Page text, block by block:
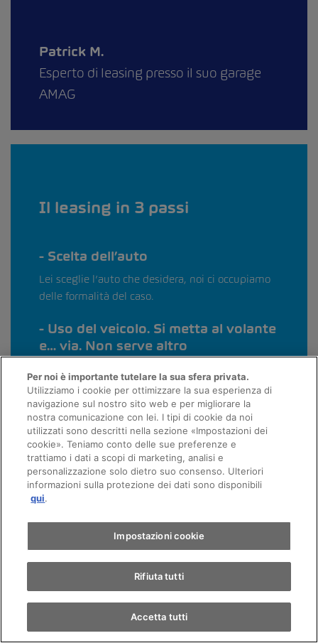
Patrick M.
Esperto di leasing presso il suo garage
AMAG
Il leasing in 3 passi
Scelta dell’auto
Lei sceglie l’auto che desidera, noi ci occupiamo
delle formalità del caso.
Uso del veicolo. Si metta al volante
e… via. Non serve altro
inclusive da un’unica fonte.
Restituzione del veicolo
Trascorsa la durata del leasing, non dovrà fare
altro che restituire l’auto. Tutto qui.
Caddy Cargo leasing - I suoi
vantaggi con AMAG Leasing
Appuntamento
Giro di prova
Trova un'auto
Per noi è importante tutelare la sua sfera privata.
Utilizziamo i cookie per ottimizzare la sua esperienza di
navigazione sul nostro sito web e per migliorare la
nostra comunicazione con lei. I tipi di cookie da noi
utilizzati sono descritti nella sezione «Impostazioni dei
cookie». Teniamo conto delle sue preferenze e
trattiamo i dati a scopi di marketing, analisi e
personalizzazione solo dietro suo consenso. Ulteriori
informazioni sulla protezione dei dati sono disponibili
qui.
Impostazioni cookie
Rifiuta tutti
Accetta tutti